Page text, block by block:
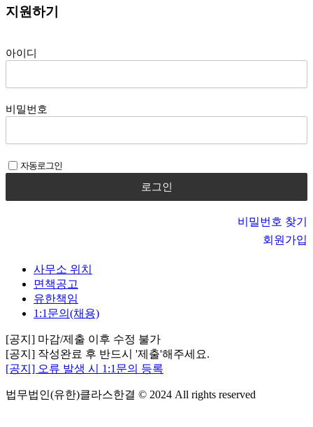
지원하기
아이디
비밀번호
자동로그인
비밀번호 찾기
회원가입
사무소 위치
면책공고
유한책임
1:1문의(채용)
[공지] 마감/제출 이후 수정 불가
[공지] 작성완료 후 반드시 '제출'해주세요.
[공지] 오류 발생 시 1:1문의 등록
법무법인(유한)클라스한결 © 2024 All rights reserved